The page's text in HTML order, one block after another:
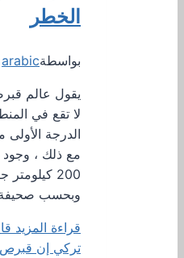
الخطر
بواسطةarabic
يقول عالم
لا تقع في
الدرجة
مع ذلك ،
200
وبحسب صحيفة
قراءة المزيد
تركي إن قبرص